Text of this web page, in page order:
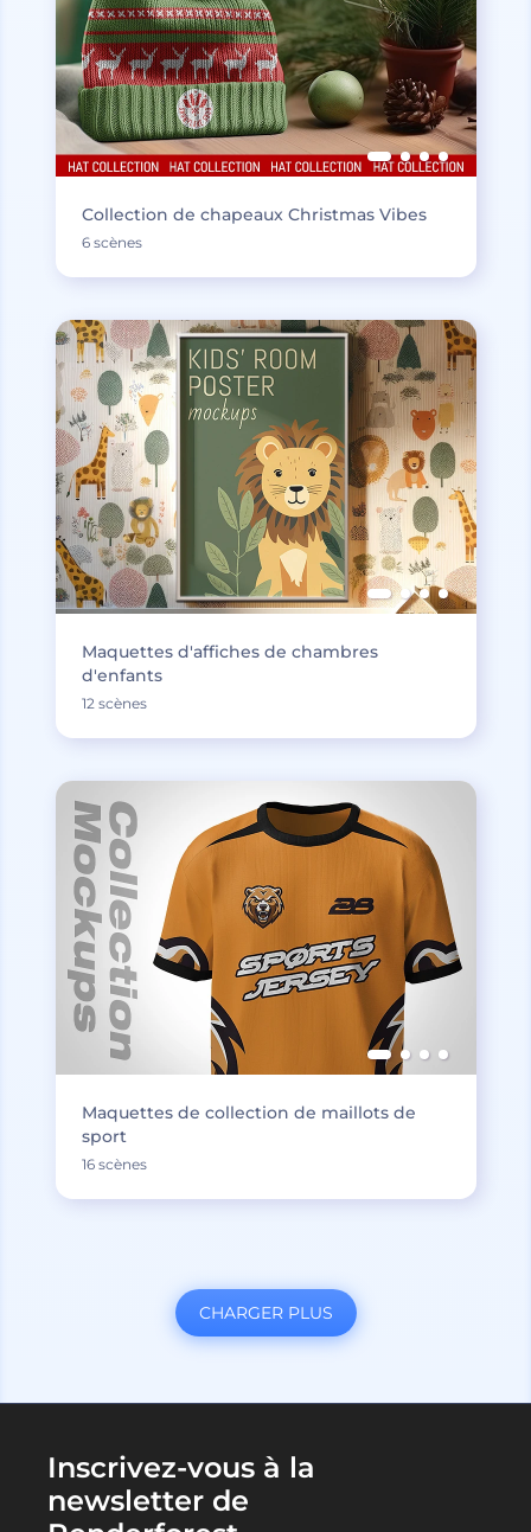
Collection de chapeaux Christmas Vibes
6 scènes
Maquettes d'affiches de chambres
d'enfants
12 scènes
Maquettes de collection de maillots de
sport
16 scènes
CHARGER PLUS
Inscrivez-vous à la
newsletter de